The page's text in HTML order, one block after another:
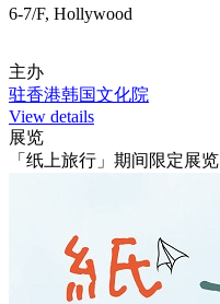
6-7/F, Hollywood
主办
驻香港韩国文化院
View details
展览
「纸上旅行」期间限定展览